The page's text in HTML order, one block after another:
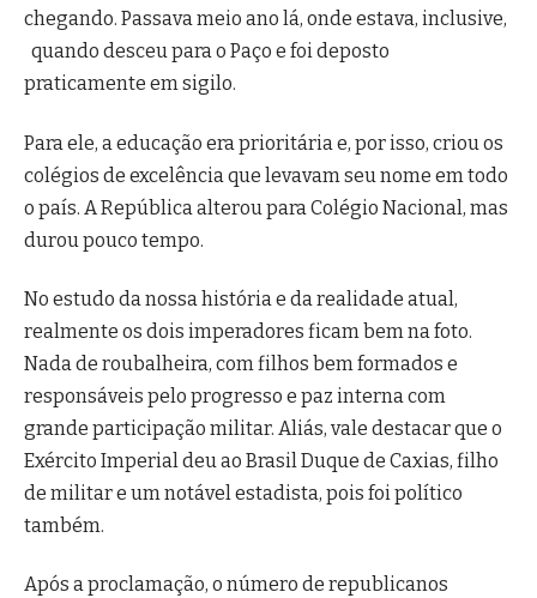
chegando. Passava meio ano lá, onde estava, inclusive,
quando desceu para o Paço e foi deposto
praticamente em sigilo.
Para ele, a educação era prioritária e, por isso, criou os
colégios de excelência que levavam seu nome em todo
o país. A República alterou para Colégio Nacional, mas
durou pouco tempo.
No estudo da nossa história e da realidade atual,
realmente os dois imperadores ficam bem na foto.
Nada de roubalheira, com filhos bem formados e
responsáveis pelo progresso e paz interna com
grande participação militar. Aliás, vale destacar que o
Exército Imperial deu ao Brasil Duque de Caxias, filho
de militar e um notável estadista, pois foi político
também.
Após a proclamação, o número de republicanos